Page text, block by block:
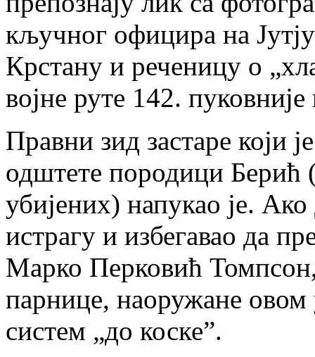
кључног официра на
Крстану и реченицу о
војне руте 142.
Правни зид застаре који
одштете породици Берић
убијених) напукао је.
истрагу и избегавао да
Марко Перковић
парнице, наоружане
систем „до коске”.